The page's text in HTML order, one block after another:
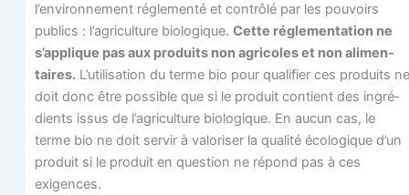
l’environnement régle­men­té et contrô­lé par les pou­voirs
publics : l’agriculture bio­lo­gique. Cette régle­men­ta­tion ne
s’applique pas aux pro­duits non agri­coles et non ali­men­
taires.L’utilisation du terme bio pour qua­li­fier ces pro­duits ne
doit donc être pos­sible que si le pro­duit contient des ingré­
dients issus de l’agriculture bio­lo­gique. En aucun cas, le
terme bio ne doit ser­vir à valo­ri­ser la qua­li­té éco­lo­gique d’un
pro­duit si le pro­duit en ques­tion ne répond pas à ces
exigences.